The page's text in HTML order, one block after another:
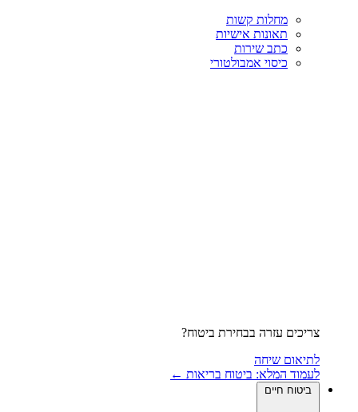
מחלות קשות
תאונות אישיות
כתב שירות
כיסוי אמבולטורי
צריכים עזרה בבחירת ביטוח?
לתיאום שיחה
לעמוד המלא: ביטוח בריאות ←
ביטוח חיים